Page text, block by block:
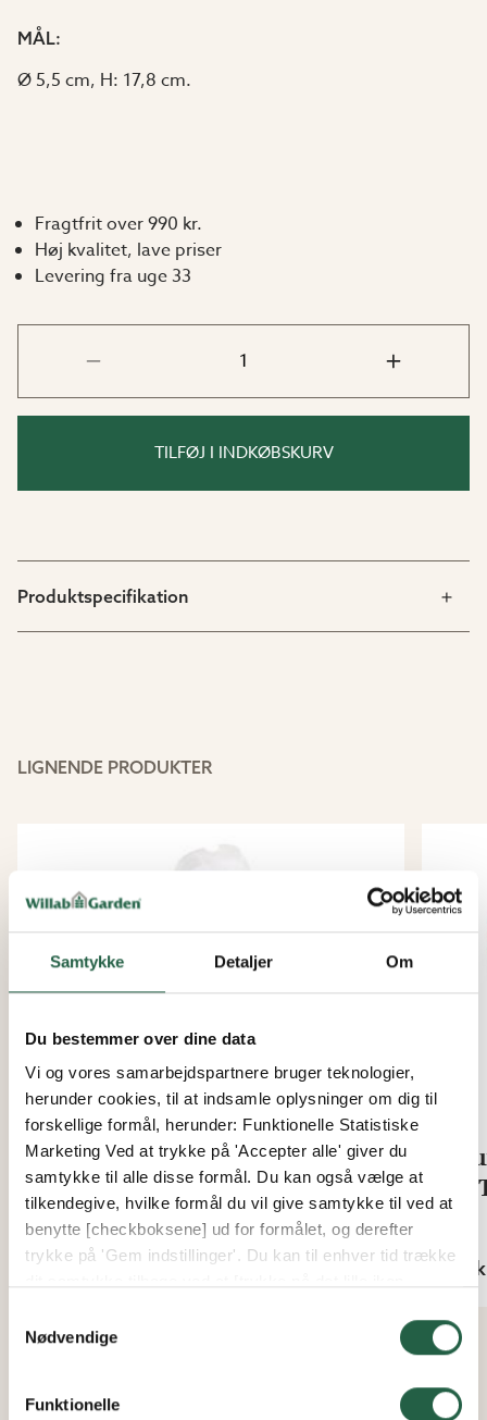
Samtykke Detaljer Om
Du bestemmer over dine data
Vi og vores samarbejdspartnere bruger teknologier,
herunder cookies, til at indsamle oplysninger om dig til
forskellige formål, herunder: Funktionelle Statistiske
Marketing Ved at trykke på 'Accepter alle' giver du
samtykke til alle disse formål. Du kan også vælge at
tilkendegive, hvilke formål du vil give samtykke til ved at
benytte [checkboksene] ud for formålet, og derefter
trykke på 'Gem indstillinger'. Du kan til enhver tid trække
mere om vores brug af cookies og andre teknologier,
Nødvendige
Funktionelle
MÅL:
Ø 5,5 cm, H: 17,8 cm.
Fragtfrit over 990 kr.
Høj kvalitet, lave priser
Levering fra uge 33
TILFØJ I INDKØBSKURV
Produktspecifikation
LIGNENDE PRODUKTER
Vandings-timer PLANT!T
Fra
343 kr.
39